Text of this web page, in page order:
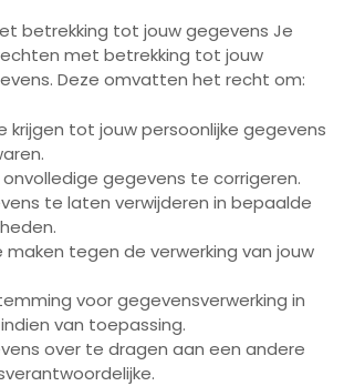
betrekking tot jouw gegevens Je
met betrekking tot jouw
Deze omvatten het recht om:
krijgen tot jouw persoonlijke gegevens
gegevens te corrigeren.
te laten verwijderen in bepaalde
maken tegen de verwerking van jouw
voor gegevensverwerking in
van toepassing.
over te dragen aan een andere